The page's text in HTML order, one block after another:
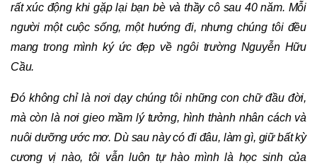
rất xúc động khi gặp lại bạn bè và thầy cô sau 40 năm. Mỗi
người một cuộc sống, một hướng đi, nhưng chúng tôi đều
mang trong mình ký ức đẹp về ngôi trường Nguyễn Hữu
Cầu.
Đó không chỉ là nơi dạy chúng tôi những con chữ đầu đời,
mà còn là nơi gieo mầm lý tưởng, hình thành nhân cách và
nuôi dưỡng ước mơ. Dù sau này có đi đâu, làm gì, giữ bất kỳ
cương vị nào, tôi vẫn luôn tự hào mình là học sinh của